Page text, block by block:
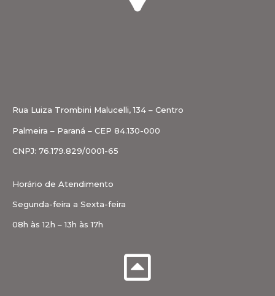
Rua Luiza Trombini Malucelli, 134 – Centro
Palmeira – Paraná – CEP 84.130-000
CNPJ: 76.179.829/0001-65
Horário de Atendimento
Segunda-feira a Sexta-feira
08h às 12h – 13h às 17h